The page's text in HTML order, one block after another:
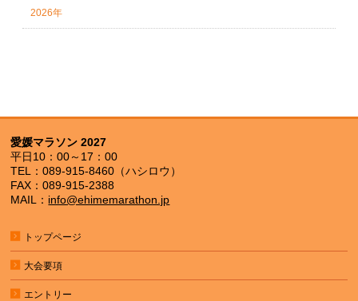
2026年
愛媛マラソン 2027
平日10：00～17：00
TEL：089-915-8460（ハシロウ）
FAX：089-915-2388
MAIL： info@ehimemarathon.jp
トップページ
大会要項
エントリー